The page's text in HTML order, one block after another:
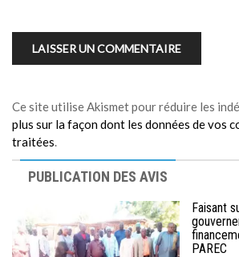
Ce site utilise Akismet pour réduire les
plus sur la façon dont les données de vos
traitées.
PUBLICATION DES AVIS
Faisant
PAREC